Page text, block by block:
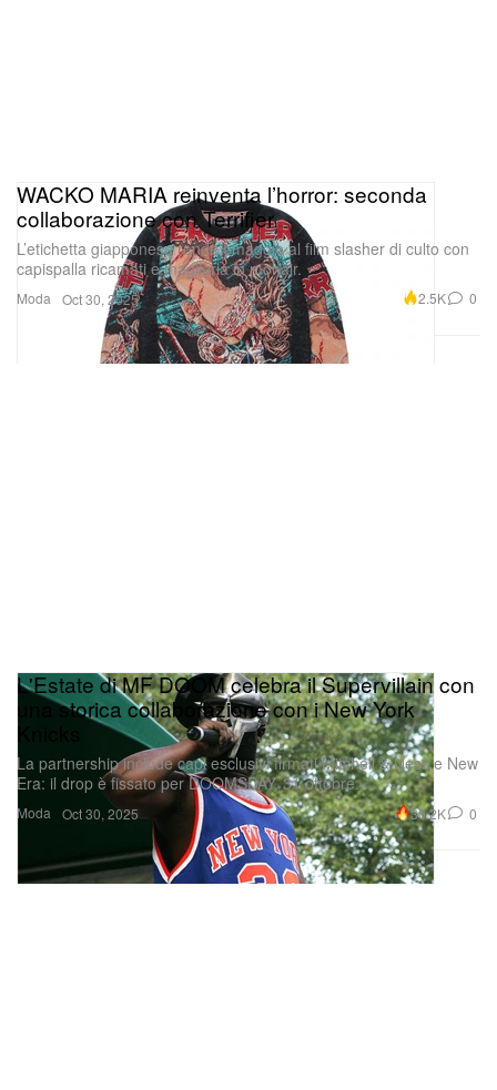
Moda
WACKO MARIA reinventa l’horror: seconda
collaborazione con Terrifier
L’etichetta giapponese rende omaggio al film slasher di culto con
capispalla ricamati e maglieria in mohair.
Oct 30, 2025 2.5K 0
Moda
L'Estate di MF DOOM celebra il Supervillain con
una storica collaborazione con i New York
La partnership include capi esclusivi firmati Mitchell & Ness e New
Era: il drop è fissato per DOOMSDAY, 31 ottobre.
Oct 30, 2025 30.2K 0